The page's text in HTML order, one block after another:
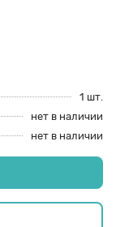
1 шт.
нет в наличии
нет в наличии